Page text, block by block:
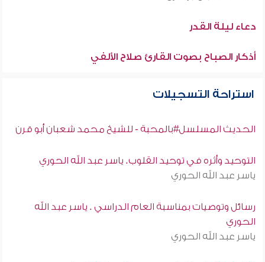
دعاء ليلة القدر
أذكار الصباح بصوت القارئ صلاح الألفي
استراحة التسجيلات
الحديث المسلسل#بالمحبة - للشيخ محمد شعبان أبو قرن
التوحيد وأثره في توحيد القلوب. ياسر عبد الله الحوري
ياسر عبد الله الحوري
رسائل وتوصيات بمناسبة العام الدراسي . ياسر عبد الله
الحوري
ياسر عبد الله الحوري